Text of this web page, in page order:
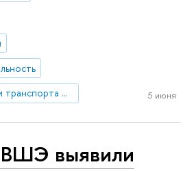
Институт экономики транспорта и транспортной политики
5 июня
выявили